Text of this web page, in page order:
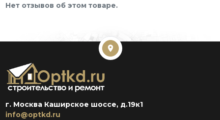
Нет отзывов об этом товаре.
г. Москва Каширское шоссе, д.19к1
info@optkd.ru